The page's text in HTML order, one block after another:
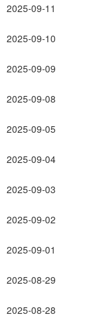
2025-09-11
2025-09-10
2025-09-09
2025-09-08
2025-09-05
2025-09-04
2025-09-03
2025-09-02
2025-09-01
2025-08-29
2025-08-28